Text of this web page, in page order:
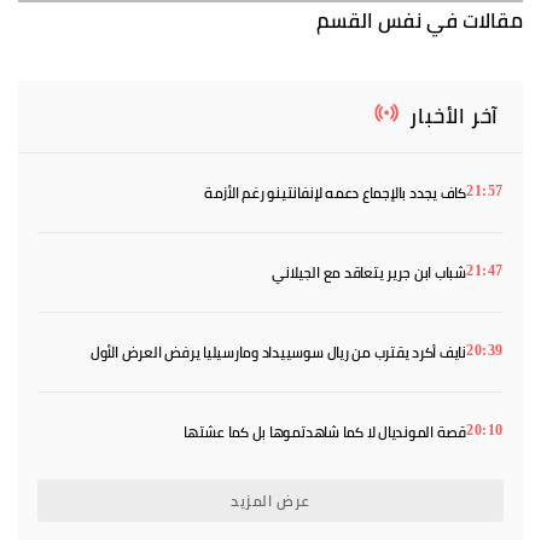
مقالات في نفس القسم
آخر الأخبار
21:57كاف يجدد بالإجماع دعمه لإنفانتينو رغم الأزمة
21:47شباب ابن جرير يتعاقد مع الجيلاني
20:39نايف أكرد يقترب من ريال سوسييداد ومارسيليا يرفض العرض الأول
20:10قصة المونديال لا كما شاهدتموها بل كما عشتها
عرض المزيد